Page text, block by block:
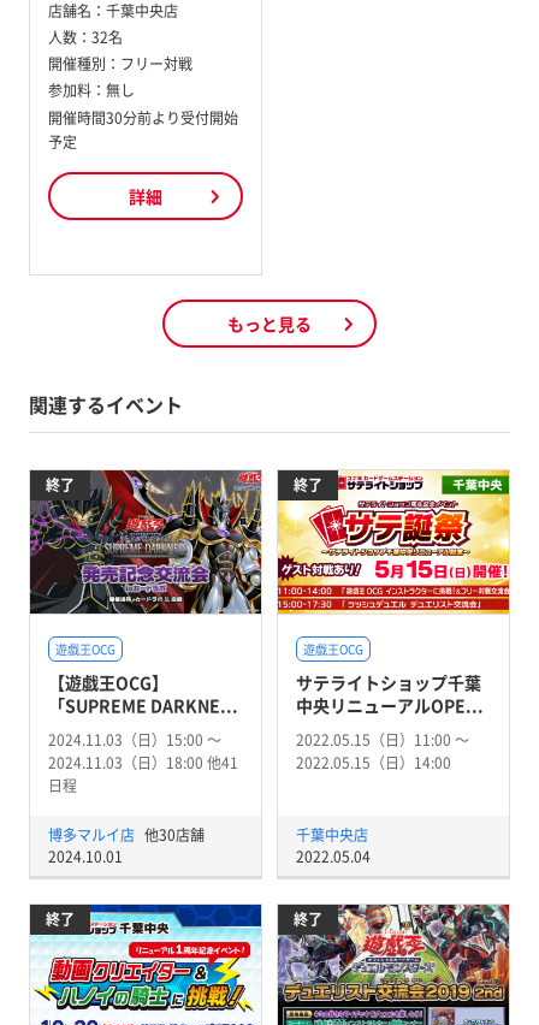
店舗名： 千葉中央店
人数： 32名
開催種別： フリー対戦
参加料： 無し
開催時間30分前より受付開始
予定
詳細
もっと見る
関連するイベント
終了
遊戯王OCG
【遊戯王OCG】
「SUPREME DARKNE...
2024.11.03（日）15:00 〜
2024.11.03（日）18:00 他41
日程
博多マルイ店 他30店舗
2024.10.01
終了
遊戯王OCG
サテライトショップ千葉
中央リニューアルOPE...
2022.05.15（日）11:00 〜
2022.05.15（日）14:00
千葉中央店
2022.05.04
終了 終了